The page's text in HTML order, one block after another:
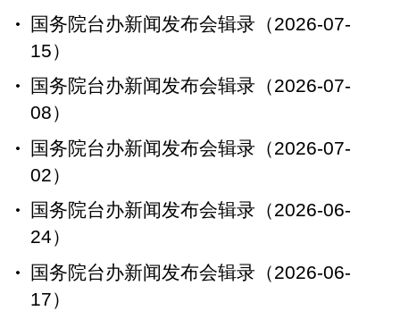
国务院台办新闻发布会辑录（2026-07-
15）
国务院台办新闻发布会辑录（2026-07-
08）
国务院台办新闻发布会辑录（2026-07-
02）
国务院台办新闻发布会辑录（2026-06-
24）
国务院台办新闻发布会辑录（2026-06-
17）